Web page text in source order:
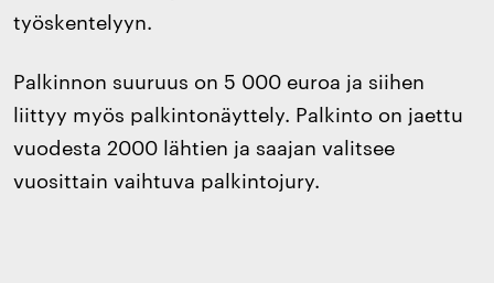
työskentelyyn.
Palkinnon suuruus on 5 000 euroa ja siihen
liittyy myös palkintonäyttely. Palkinto on jaettu
vuodesta 2000 lähtien ja saajan valitsee
vuosittain vaihtuva palkintojury.